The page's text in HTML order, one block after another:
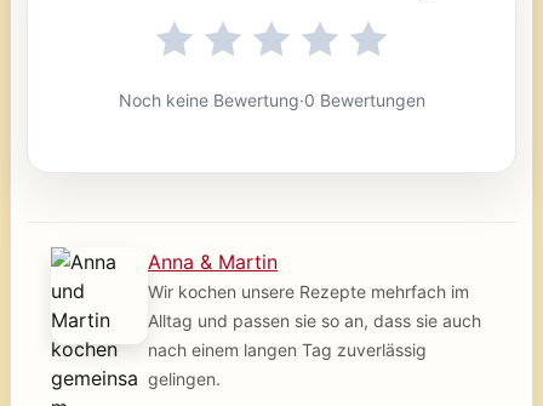
Noch keine Bewertung·0 Bewertungen
Anna & Martin
Wir kochen unsere Rezepte mehrfach im
Alltag und passen sie so an, dass sie auch
nach einem langen Tag zuverlässig
gelingen.